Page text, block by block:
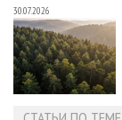
30.07.2026